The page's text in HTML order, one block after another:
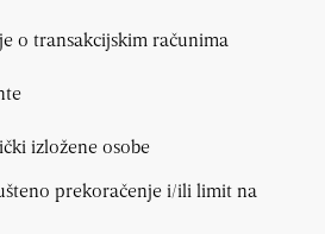
o transakcijskim računima
izložene osobe
prekoračenje i/ili limit na